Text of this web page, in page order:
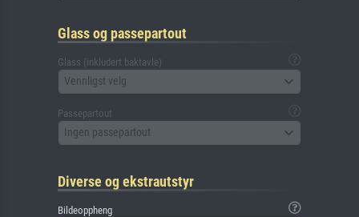
Glass og passepartout
Glass (inkludert baktavle)
Vennligst velg
Passepartout
Ingen passepartout
Diverse og ekstrautstyr
Bildeoppheng